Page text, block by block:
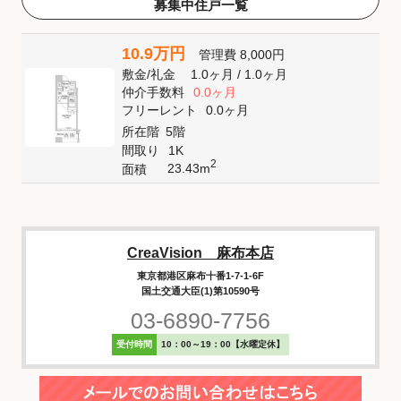
募集中住戸一覧
10.9万円 管理費 8,000円
敷金/礼金 1.0ヶ月/ 1.0ヶ月
仲介手数料
0.0ヶ月
フリーレント
0.0ヶ月
所在階 5階
間取り
1K
面積
23.43m2
CreaVision 麻布本店
東京都港区麻布十番1-7-1-6F
国土交通大臣(1)第10590号
03-6890-7756
受付時間 10：00～19：00【水曜定休】